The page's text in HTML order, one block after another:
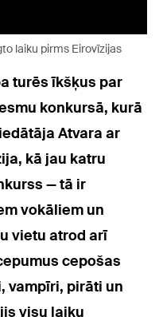
laiku pirms Eirovīzijas
turēs īkšķus par
konkursā, kurā
Atvara ar
kā jau katru
— tā ir
vokāliem un
vietu atrod arī
cepošas
vampīri, pirāti un
visu laiku